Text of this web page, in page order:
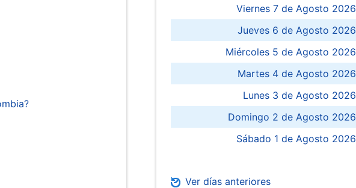
Viernes 7 de Agosto 2026
Jueves 6 de Agosto 2026
Miércoles 5 de Agosto 2026
Martes 4 de Agosto 2026
Lunes 3 de Agosto 2026
Domingo 2 de Agosto 2026
Sábado 1 de Agosto 2026
Ver días anteriores